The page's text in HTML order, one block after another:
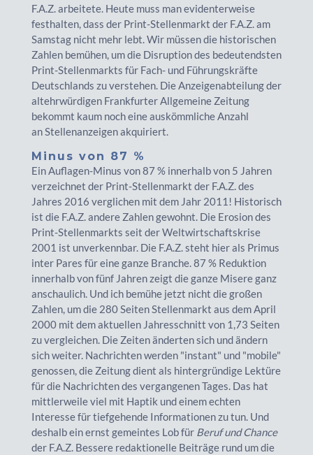
F.A.Z. arbeitete. Heute muss man evidenterweise
festhalten, dass der Print-Stellenmarkt der F.A.Z. am
Samstag nicht mehr lebt. Wir müssen die historischen
Zahlen bemühen, um die Disruption des bedeutendsten
Print-Stellenmarkts für Fach- und Führungskräfte
Deutschlands zu verstehen. Die Anzeigenabteilung der
altehrwürdigen Frankfurter Allgemeine Zeitung
bekommt kaum noch eine auskömmliche Anzahl
an Stellenanzeigen akquiriert.
Minus von 87 %
Ein Auflagen-Minus von 87 % innerhalb von 5 Jahren
verzeichnet der Print-Stellenmarkt der F.A.Z. des
Jahres 2016 verglichen mit dem Jahr 2011! Historisch
ist die F.A.Z. andere Zahlen gewohnt. Die Erosion des
Print-Stellenmarkts seit der Weltwirtschaftskrise
2001 ist unverkennbar. Die F.A.Z. steht hier als Primus
inter Pares für eine ganze Branche. 87 % Reduktion
innerhalb von fünf Jahren zeigt die ganze Misere ganz
anschaulich. Und ich bemühe jetzt nicht die großen
Zahlen, um die 280 Seiten Stellenmarkt aus dem April
2000 mit dem aktuellen Jahresschnitt von 1,73 Seiten
zu vergleichen. Die Zeiten änderten sich und ändern
sich weiter. Nachrichten werden "instant" und "mobile"
genossen, die Zeitung dient als hintergründige Lektüre
für die Nachrichten des vergangenen Tages. Das hat
mittlerweile viel mit Haptik und einem echten
Interesse für tiefgehende Informationen zu tun. Und
deshalb ein ernst gemeintes Lob für Beruf und Chance
der F.A.Z. Bessere redaktionelle Beiträge rund um die